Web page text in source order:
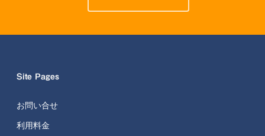
Site Pages
お問い合せ
利用料金